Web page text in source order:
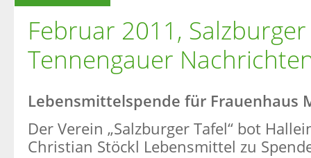
Februar 2011,
Tennengauer
Lebensmittelspende für Frauenhaus
Der Verein „Salzburger Tafel“ bot
Christian Stöckl Lebensmittel zu